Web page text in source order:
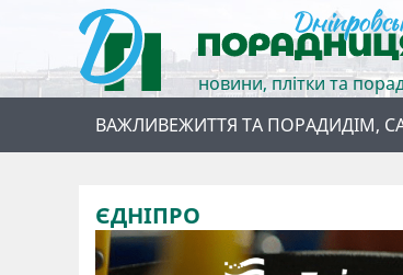
новини, плітки та
ВАЖЛИВЕЖИТТЯ ТА ПОРАДИДІМ,
ЄДНІПРО